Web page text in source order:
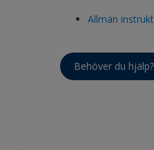
Allmän
Behöver du hjälp?